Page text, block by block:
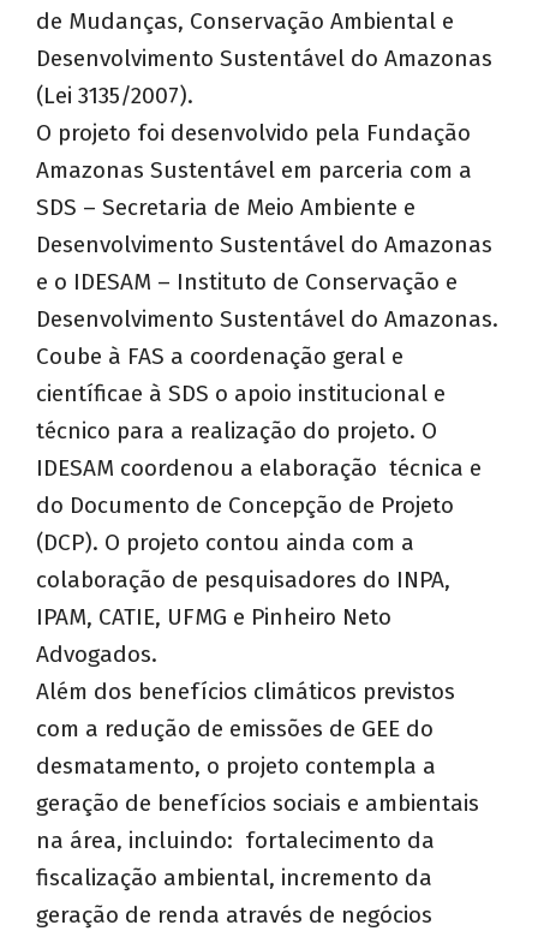
de Mudanças, Conservação Ambiental e
Desenvolvimento Sustentável do Amazonas
(Lei 3135/2007).
O projeto foi desenvolvido pela Fundação
Amazonas Sustentável em parceria com a
SDS – Secretaria de Meio Ambiente e
Desenvolvimento Sustentável do Amazonas
e o IDESAM – Instituto de Conservação e
Desenvolvimento Sustentável do Amazonas.
Coube à FAS a coordenação geral e
científicae à SDS o apoio institucional e
técnico para a realização do projeto. O
IDESAM coordenou a elaboração técnica e
do Documento de Concepção de Projeto
(DCP). O projeto contou ainda com a
colaboração de pesquisadores do INPA,
IPAM, CATIE, UFMG e Pinheiro Neto
Advogados.
Além dos benefícios climáticos previstos
com a redução de emissões de GEE do
desmatamento, o projeto contempla a
geração de benefícios sociais e ambientais
na área, incluindo: fortalecimento da
fiscalização ambiental, incremento da
geração de renda através de negócios